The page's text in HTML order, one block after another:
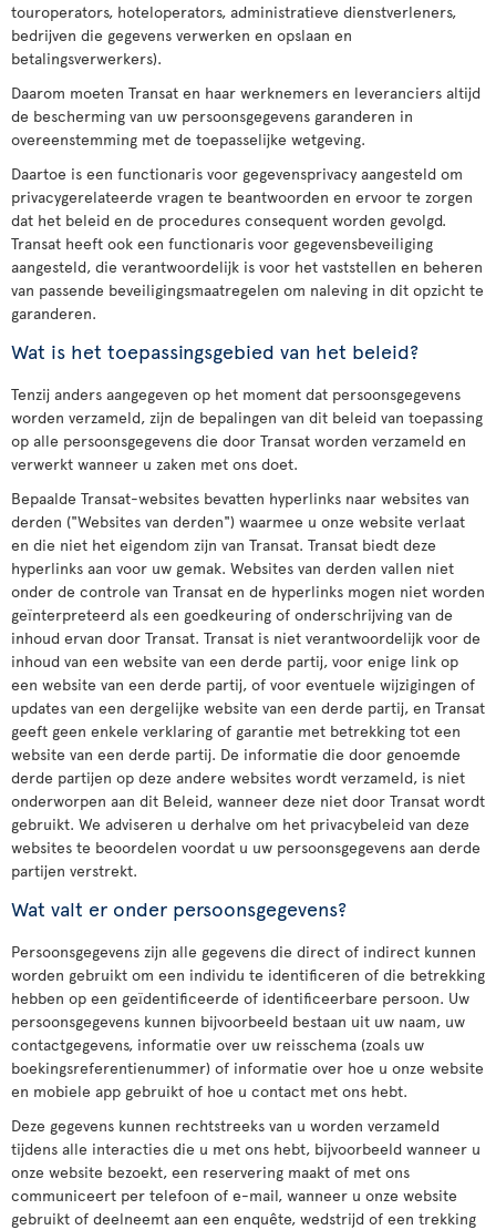
touroperators, hoteloperators, administratieve dienstverleners,
bedrijven die gegevens verwerken en opslaan en
betalingsverwerkers).
Daarom moeten Transat en haar werknemers en leveranciers altijd
de bescherming van uw persoonsgegevens garanderen in
overeenstemming met de toepasselijke wetgeving.
Daartoe is een functionaris voor gegevensprivacy aangesteld om
privacygerelateerde vragen te beantwoorden en ervoor te zorgen
dat het beleid en de procedures consequent worden gevolgd.
Transat heeft ook een functionaris voor gegevensbeveiliging
aangesteld, die verantwoordelijk is voor het vaststellen en beheren
van passende beveiligingsmaatregelen om naleving in dit opzicht te
garanderen.
Wat is het toepassingsgebied van het beleid?
Tenzij anders aangegeven op het moment dat persoonsgegevens
worden verzameld, zijn de bepalingen van dit beleid van toepassing
op alle persoonsgegevens die door Transat worden verzameld en
verwerkt wanneer u zaken met ons doet.
Bepaalde Transat-websites bevatten hyperlinks naar websites van
derden ("Websites van derden") waarmee u onze website verlaat
en die niet het eigendom zijn van Transat. Transat biedt deze
hyperlinks aan voor uw gemak. Websites van derden vallen niet
onder de controle van Transat en de hyperlinks mogen niet worden
geïnterpreteerd als een goedkeuring of onderschrijving van de
inhoud ervan door Transat. Transat is niet verantwoordelijk voor de
inhoud van een website van een derde partij, voor enige link op
een website van een derde partij, of voor eventuele wijzigingen of
updates van een dergelijke website van een derde partij, en Transat
geeft geen enkele verklaring of garantie met betrekking tot een
website van een derde partij. De informatie die door genoemde
derde partijen op deze andere websites wordt verzameld, is niet
onderworpen aan dit Beleid, wanneer deze niet door Transat wordt
gebruikt. We adviseren u derhalve om het privacybeleid van deze
websites te beoordelen voordat u uw persoonsgegevens aan derde
partijen verstrekt.
Wat valt er onder persoonsgegevens?
Persoonsgegevens zijn alle gegevens die direct of indirect kunnen
worden gebruikt om een individu te identificeren of die betrekking
hebben op een geïdentificeerde of identificeerbare persoon. Uw
persoonsgegevens kunnen bijvoorbeeld bestaan uit uw naam, uw
contactgegevens, informatie over uw reisschema (zoals uw
boekingsreferentienummer) of informatie over hoe u onze website
en mobiele app gebruikt of hoe u contact met ons hebt.
Deze gegevens kunnen rechtstreeks van u worden verzameld
tijdens alle interacties die u met ons hebt, bijvoorbeeld wanneer u
onze website bezoekt, een reservering maakt of met ons
communiceert per telefoon of e-mail, wanneer u onze website
gebruikt of deelneemt aan een enquête, wedstrijd of een trekking